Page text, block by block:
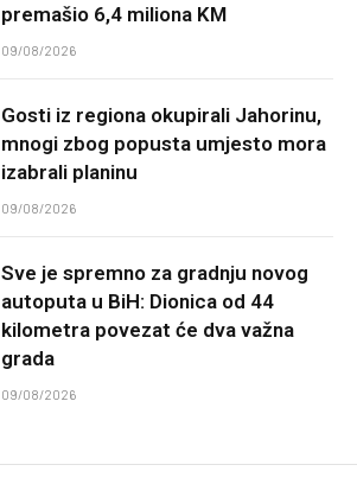
premašio 6,4 miliona KM
09/08/2026
Gosti iz regiona okupirali Jahorinu,
mnogi zbog popusta umjesto mora
izabrali planinu
09/08/2026
Sve je spremno za gradnju novog
autoputa u BiH: Dionica od 44
kilometra povezat će dva važna
grada
09/08/2026